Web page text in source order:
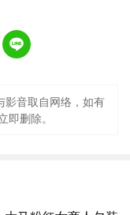
影音取自网络，如有
即删除。